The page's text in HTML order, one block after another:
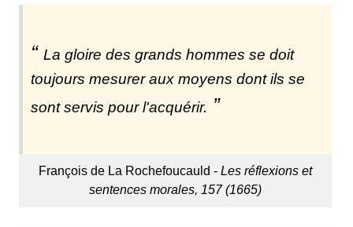
La gloire des grands hommes se doit
toujours mesurer aux moyens dont ils se
sont servis pour l'acquérir.
François de La Rochefoucauld - Les réflexions et
sentences morales, 157 (1665)